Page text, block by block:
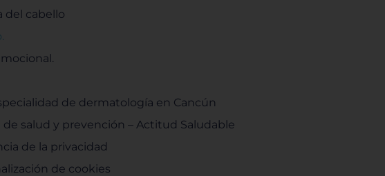
del cabello
de dermatología en Cancún
de salud y prevención – Actitud Saludable
de la privacidad
de cookies